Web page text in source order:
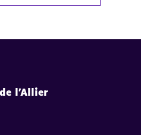
l'Allier